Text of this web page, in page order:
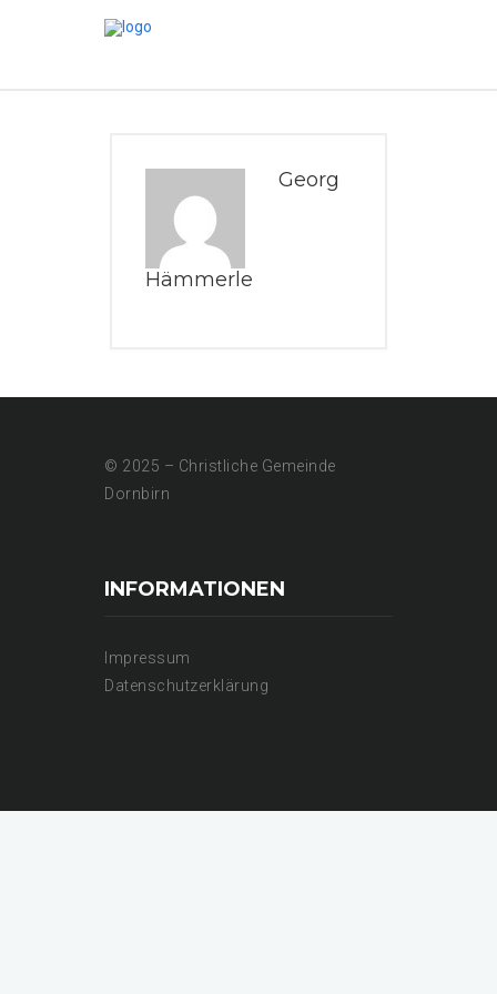
Georg
Hämmerle
© 2025 – Christliche Gemeinde
Dornbirn
INFORMATIONEN
Impressum
Datenschutzerklärung